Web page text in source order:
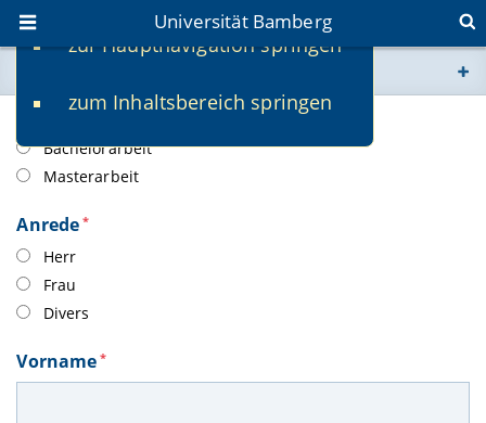
zur Hauptnavigation springen
zum Inhaltsbereich springen
Universität Bamberg
www.uni-bamberg.de
Art der Abschlussarbeit *
Bachelorarbeit
Masterarbeit
Anrede *
Herr
Frau
Divers
Vorname *